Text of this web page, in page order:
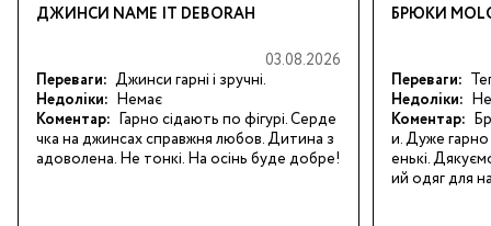
ДЖИНСИ NAME IT DEBORAH
03.08.2026
Переваги: Джинси гарні і зручні.
Недоліки: Немає
Коментар: Гарно сідають по фігурі. Серде
чка на джинсах справжня любов. Дитина з
адоволена. Не тонкі. На осінь буде добре!
БРЮКИ
Переваги:
Недоліки:
Коментар:
и. Дуже гарно
енькі.
ий одяг для